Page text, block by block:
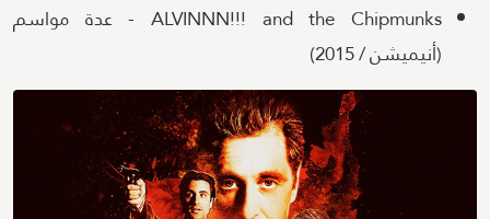
ALVINNN!!! and the Chipmunks - عدة مواسم
(أنيميشن / 2015)